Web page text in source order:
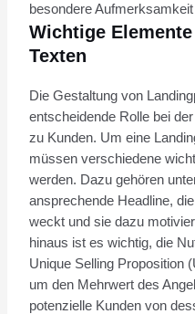
besondere
Wichtige
Texten
Die Gestaltung von
entscheidende Rolle bei
zu Kunden. Um eine
müssen verschiedene
werden. Dazu gehören
ansprechende Headline,
weckt und sie dazu
hinaus ist es wichtig, die
Unique Selling Proposition
um den Mehrwert des
potenzielle Kunden von